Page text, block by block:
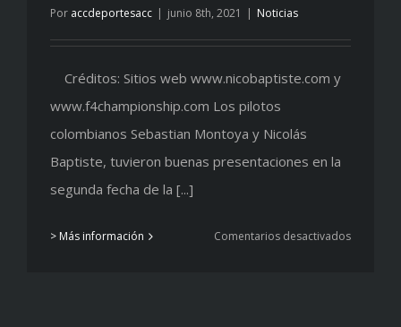
Por accdeportesacc | junio 8th, 2021 | Noticias
Créditos: Sitios web www.nicobaptiste.com y
www.f4championship.com Los pilotos
colombianos Sebastian Montoya y Nicolás
Baptiste, tuvieron buenas presentaciones en la
segunda fecha de la [...]
> Más información Comentarios desactivadosen